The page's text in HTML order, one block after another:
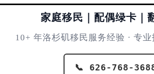
家庭移民｜配偶绿卡｜
10+ 年洛杉矶移民服务经验 · 专
📞 626-768-